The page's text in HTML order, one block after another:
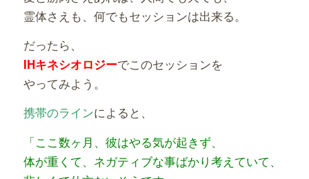
霊体さえも、何でもセッションは出来る。
だったら、
IHキネシオロジーでこのセッションを
やってみよう。
携帯のラインによると、
「ここ数ヶ月、彼はやる気が起きず、
体が重くて、ネガティブな事ばかり考えていて、